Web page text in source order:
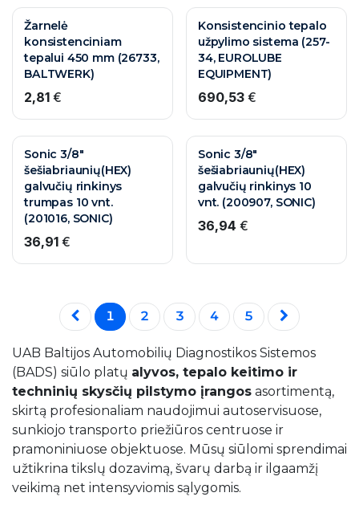
Žarnelė
konsistenciniam
tepalui 450 mm (26733,
BALTWERK)
2,81 €
Konsistencinio tepalo
užpylimo sistema (257-
34, EUROLUBE
EQUIPMENT)
690,53€
10 M. GARANTIJA
Sonic 3/8"
šešiabriaunių(HEX)
galvučių rinkinys
trumpas 10 vnt.
(201016, SONIC)
36,91 €
10 M. GARANTIJA
Sonic 3/8"
šešiabriaunių(HEX)
galvučių rinkinys 10
vnt. (200907, SONIC)
36,94 €
1 2 3 4 5
UAB Baltijos Automobilių Diagnostikos Sistemos
(BADS) siūlo platų alyvos, tepalo keitimo ir
techninių skysčių pilstymo įrangos asortimentą,
skirtą profesionaliam naudojimui autoservisuose,
sunkiojo transporto priežiūros centruose ir
pramoniniuose objektuose. Mūsų siūlomi sprendimai
užtikrina tikslų dozavimą, švarų darbą ir ilgaamžį
veikimą net intensyviomis sąlygomis.